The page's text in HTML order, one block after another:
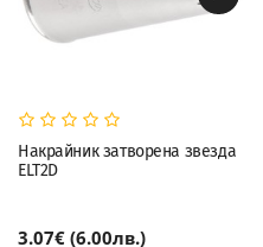
Накрайник затворена звезда
ELT2D
3.07€ (6.00лв.)